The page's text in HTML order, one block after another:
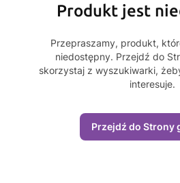
Produkt jest
Przepraszamy, produkt,
niedostępny. Przejdź do
skorzystaj z wyszukiwarki,
interesuje.
Przejdź do Strony